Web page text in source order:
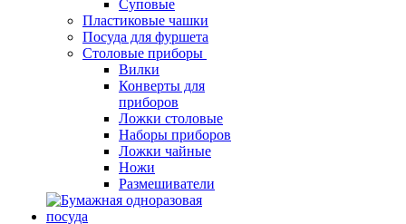
Суповые
Пластиковые чашки
Посуда для фуршета
Столовые приборы
Вилки
Конверты для
приборов
Ложки столовые
Наборы приборов
Ложки чайные
Ножи
Размешиватели